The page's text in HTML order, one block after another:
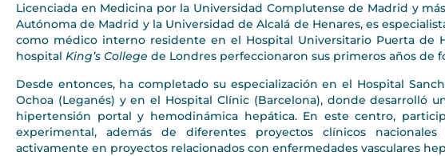
Licenciada en Medicina por la Universidad Complutense de Madrid y
Autónoma de Madrid y la Universidad de Alcalá de Henares, es
como médico interno residente en el Hospital Universitario Puerta de
hospital King’s College de Londres perfeccionaron sus primeros años de
Desde entonces, ha completado su especialización en el Hospital
Ochoa (Leganés) y en el Hospital Clínic (Barcelona), donde desarrolló
hipertensión portal y hemodinámica hepática. En este centro,
experimental, además de diferentes proyectos clínicos
activamente en proyectos relacionados con enfermedades vasculares